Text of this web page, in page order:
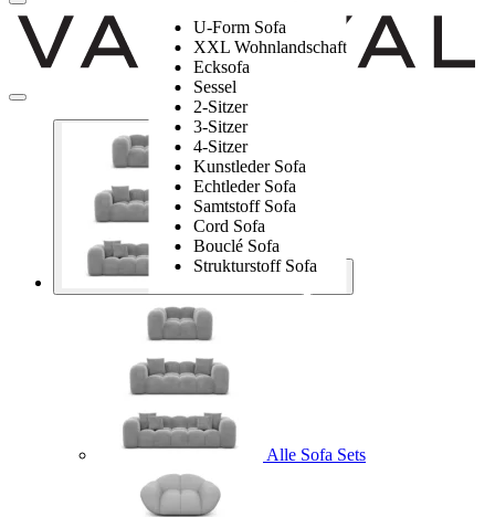
U-Form Sofa
XXL Wohnlandschaft
Ecksofa
Sessel
2-Sitzer
3-Sitzer
4-Sitzer
Kunstleder Sofa
Echtleder Sofa
Samtstoff Sofa
Cord Sofa
Bouclé Sofa
Strukturstoff Sofa
Alle Sofa Sets